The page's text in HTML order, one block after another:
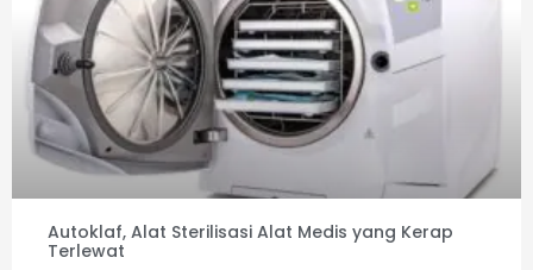
Autoklaf, Alat Sterilisasi Alat Medis yang Kerap
Terlewat